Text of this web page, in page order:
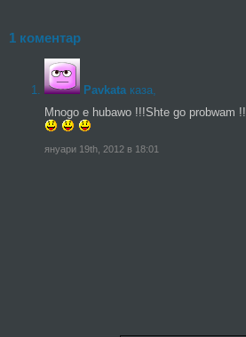
1 коментар
Pavkata каза,
Mnogo e hubawo !!!Shte go probwam !!
януари 19th, 2012 в 18:01